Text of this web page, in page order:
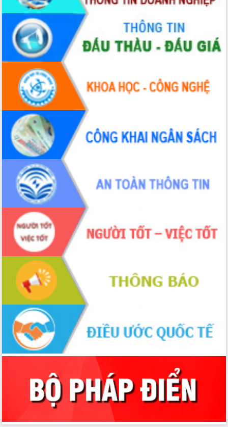
công tỉnh
Đắk Lắk: Tôn vinh 46 giải pháp tại Hội
thi Sáng tạo Kỹ thuật 2024 - 2025
Đắk Lắk rà soát, điều chỉnh Đề án 190
về phát triển nuôi trồng thủy sản
Phó Chủ tịch UBND tỉnh Đắk Lắk
Trương Công Thái kiểm tra thực địa
Dự án cao tốc Khánh Hòa - Buôn Ma
Thuột
Định vị cà phê Việt Nam như một “di
sản sống” trong dòng chảy toàn cầu
Xây dựng nông thôn mới: Nâng cao đời
sống người dân từ những mô hình thiết
thực
Quyết liệt tháo gỡ vướng mắc, đẩy
nhanh tiến độ các dự án trọng điểm
trong Khu kinh tế Nam Phú Yên
Hòn Yến phát triển du lịch gắn với bảo
tồn biển
Lấy ý kiến điều chỉnh Quy hoạch tỉnh
Đắk Lắk thời kỳ 2021-2030, tầm nhìn
đến năm 2050
Phát động chiến dịch 30 ngày đêm
giải phóng mặt bằng Tuyến đường bộ
ven biển
Đắk Lắk nỗ lực thúc đẩy tăng trưởng
kinh tế từ 10% trở lên trong Quý
II/2026
Đắk Lắk ký kết thỏa thuận hợp tác về
chuyển đổi số giai đoạn 2026 – 2030
với Tập đoàn Bưu chính Viễn thông
Việt Nam
Thứ trưởng Bộ Y tế làm việc với tỉnh
Đắk Lắk về phát triển nhân lực y tế
cho trạm y tế cấp xã
Du lịch Đắk Lắk nâng tầm trải nghiệm
du khách thông qua Hệ thống cơ sở dữ
liệu và Bản đồ số